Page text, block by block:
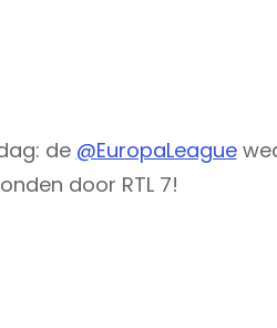
de @EuropaLeague
door RTL 7!